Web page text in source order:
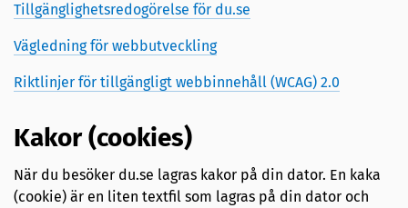
Tillgänglighetsredogörelse för du.se
Vägledning för webbutveckling
Riktlinjer för tillgängligt webbinnehåll (WCAG) 2.0
Kakor (cookies)
När du besöker du.se lagras kakor på din dator. En kaka
(cookie) är en liten textfil som lagras på din dator och